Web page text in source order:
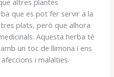
altres plantes
que es pot fer servir a la
plats, però que alhora
Aquesta herba té
un toc de llimona i ens
i malalties.